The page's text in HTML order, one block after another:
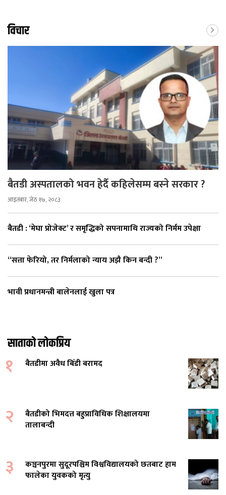
विचार
बैतडी अस्पतालको भवन हेर्दै कहिलेसम्म बस्ने सरकार ?
आइतबार, जेठ १७, २०८३
बैतडी : ‘मेघा प्रोजेक्ट’ र समृद्धिको सपनामाथि राज्यको निर्मम उपेक्षा
“सत्ता फेरियो, तर निर्मलाको न्याय अझै किन बन्दी ?”
भावी प्रधानमन्त्री बालेनलाई खुला पत्र
साताको लोकप्रिय
१ बैतडीमा अवैध बिँडी बरामद
२
बैतडीको भिमदत्त बहुप्राविधिक शिक्षालयमा
तालाबन्दी
३
कञ्चनपुरमा सुदूरपश्चिम विश्वविद्यालयको छतबाट हाम
फालेका युवकको मृत्यु